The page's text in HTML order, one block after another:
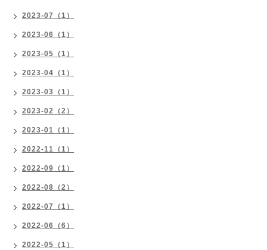
2023-07（1）
2023-06（1）
2023-05（1）
2023-04（1）
2023-03（1）
2023-02（2）
2023-01（1）
2022-11（1）
2022-09（1）
2022-08（2）
2022-07（1）
2022-06（6）
2022-05（1）